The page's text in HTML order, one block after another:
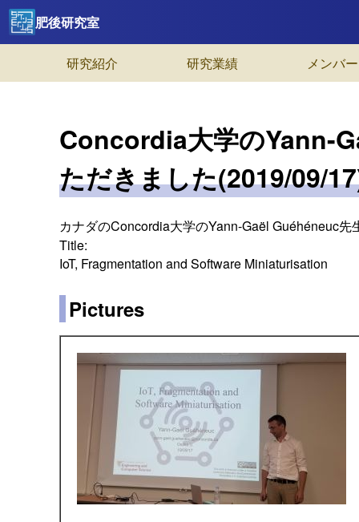
肥後研究室
研究紹介 研究業績 メンバー
Concordia大学のYann-
ただきました(2019/09/
カナダのConcordia大学のYann-Gaël Guéhéneuc
Title:
IoT, Fragmentation and Software Miniaturisation
Pictures